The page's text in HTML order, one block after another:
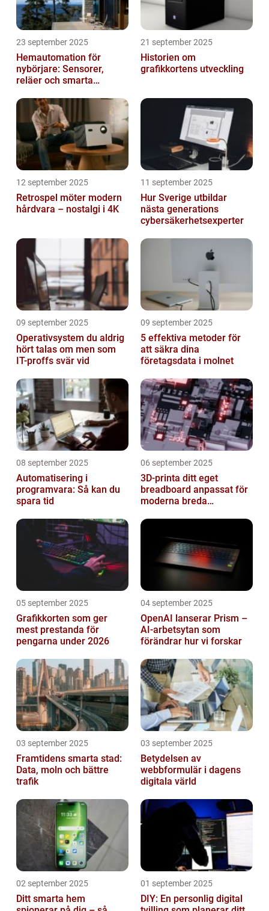
23 september 2025
Hemautomation för
nybörjare: Sensorer,
reläer och smarta
21 september 2025
Historien om
grafikkortens utveckling
12 september 2025
Retrospel möter modern
hårdvara – nostalgi i 4K
11 september 2025
Hur Sverige utbildar
nästa generations
cybersäkerhetsexperter
09 september 2025
Operativsystem du aldrig
hört talas om men som
IT-proffs svär vid
09 september 2025
5 effektiva metoder för
att säkra dina
företagsdata i molnet
08 september 2025
Automatisering i
programvara: Så kan du
spara tid
06 september 2025
3D-printa ditt eget
breadboard anpassat för
moderna breda
05 september 2025
Grafikkorten som ger
mest prestanda för
pengarna under 2026
04 september 2025
OpenAI lanserar Prism –
AI-arbetsytan som
förändrar hur vi forskar
03 september 2025
Framtidens smarta stad:
Data, moln och bättre
trafik
03 september 2025
Betydelsen av
webbformulär i dagens
digitala värld
02 september 2025
Ditt smarta hem
01 september 2025
DIY: En personlig digital